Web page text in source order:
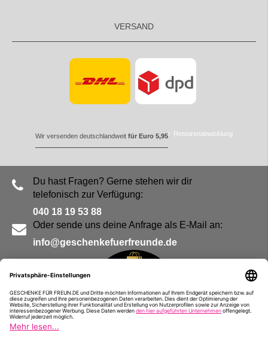
VERSAND
Wir versenden deutschlandweit für Euro 5,95 Retourenabwicklung
Du hast Fragen? Gerne stehen wir dir
telefonisch zur Verfügung:
040 18 19 53 88
Oder sende uns deine Anfrage als E-Mail an:
info@geschenkefuerfreunde.de